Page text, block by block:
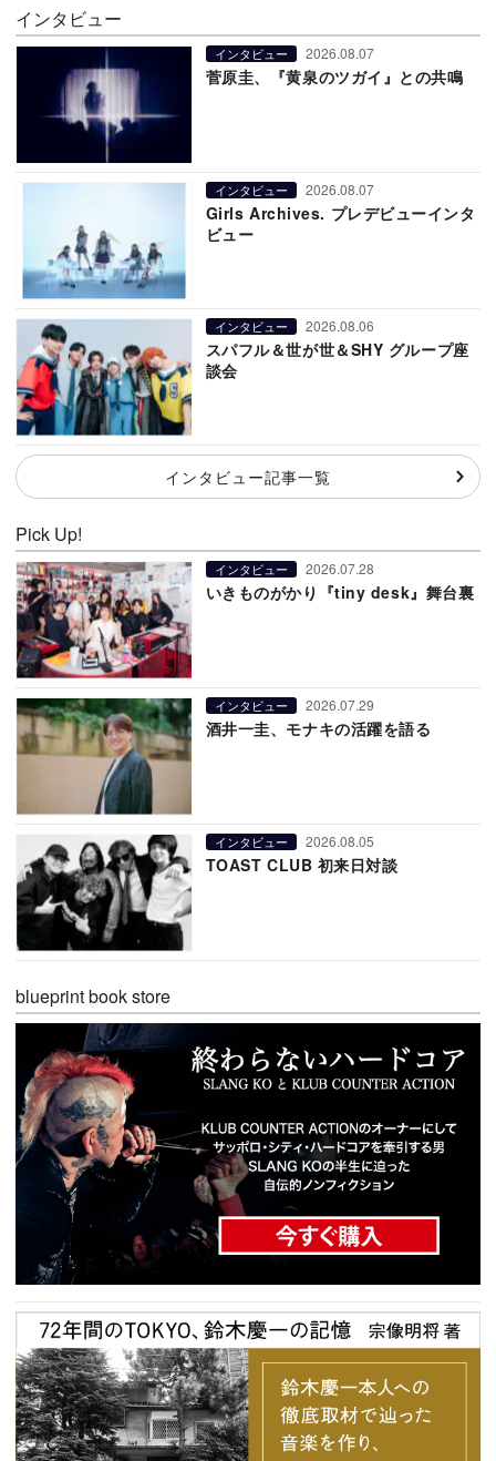
インタビュー
インタビュー 2026.08.07
菅原圭、『黄泉のツガイ』との共鳴
インタビュー 2026.08.07
Girls Archives. プレデビューインタ
ビュー
インタビュー 2026.08.06
スパフル＆世が世＆SHY グループ座
談会
インタビュー記事一覧
Pick Up!
インタビュー 2026.07.28
いきものがかり『tiny desk』舞台裏
インタビュー 2026.07.29
酒井一圭、モナキの活躍を語る
インタビュー 2026.08.05
TOAST CLUB 初来日対談
blueprint book store